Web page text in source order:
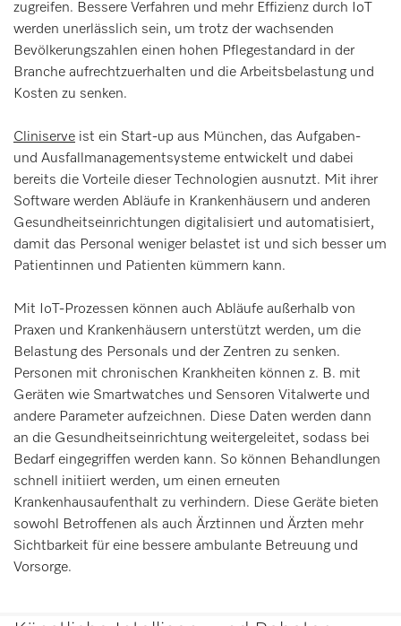
zugreifen. Bessere Verfahren und mehr Effizienz durch IoT
werden unerlässlich sein, um trotz der wachsenden
Bevölkerungszahlen einen hohen Pflegestandard in der
Branche aufrechtzuerhalten und die Arbeitsbelastung und
Kosten zu senken.
Cliniserve ist ein Start-up aus München, das Aufgaben-
und Ausfallmanagementsysteme entwickelt und dabei
bereits die Vorteile dieser Technologien ausnutzt. Mit ihrer
Software werden Abläufe in Krankenhäusern und anderen
Gesundheitseinrichtungen digitalisiert und automatisiert,
damit das Personal weniger belastet ist und sich besser um
Patientinnen und Patienten kümmern kann.
Mit IoT-Prozessen können auch Abläufe außerhalb von
Praxen und Krankenhäusern unterstützt werden, um die
Belastung des Personals und der Zentren zu senken.
Personen mit chronischen Krankheiten können z. B. mit
Geräten wie Smartwatches und Sensoren Vitalwerte und
andere Parameter aufzeichnen. Diese Daten werden dann
an die Gesundheitseinrichtung weitergeleitet, sodass bei
Bedarf eingegriffen werden kann. So können Behandlungen
schnell initiiert werden, um einen erneuten
Krankenhausaufenthalt zu verhindern. Diese Geräte bieten
sowohl Betroffenen als auch Ärztinnen und Ärzten mehr
Sichtbarkeit für eine bessere ambulante Betreuung und
Vorsorge.